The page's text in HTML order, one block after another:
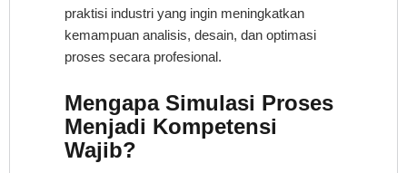
praktisi industri yang ingin meningkatkan
kemampuan analisis, desain, dan optimasi
proses secara profesional.
Mengapa Simulasi Proses
Menjadi Kompetensi
Wajib?